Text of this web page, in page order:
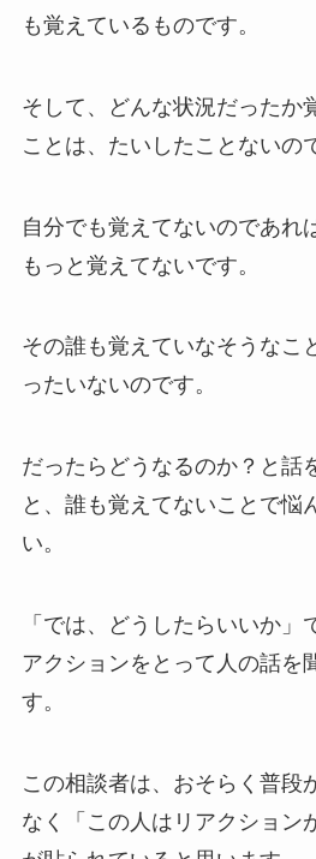
も覚えているものです。
そして、どんな状況だったか
ことは、たいしたことないの
自分でも覚えてないのであれ
もっと覚えてないです。
その誰も覚えていなそうなこ
ったいないのです。
だったらどうなるのか？と話
と、誰も覚えてないことで悩
い。
「では、どうしたらいいか」
アクションをとって人の話を
す。
この相談者は、おそらく普段
なく「この人はリアクション